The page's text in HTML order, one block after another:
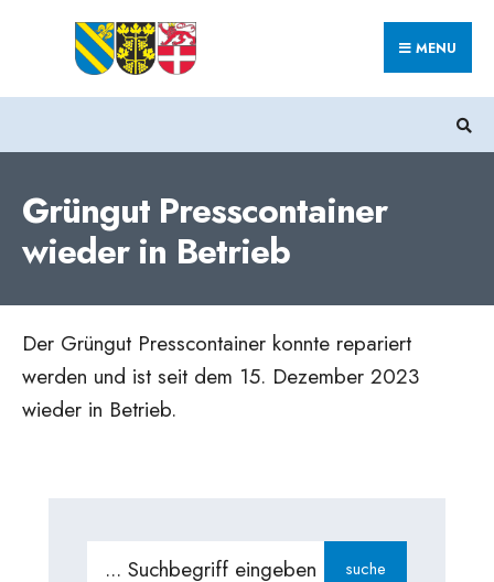
MENU
Grüngut Presscontainer
wieder in Betrieb
Der Grüngut Presscontainer konnte repariert
werden und ist seit dem 15. Dezember 2023
wieder in Betrieb.
Search
suche
Search
for: